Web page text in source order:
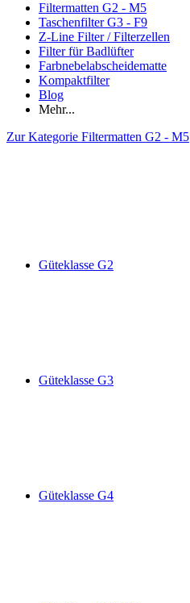
Filtermatten G2 - M5
Taschenfilter G3 - F9
Z-Line Filter / Filterzellen
Filter für Badlüfter
Farbnebelabscheidematte
Kompaktfilter
Blog
Mehr...
Zur Kategorie Filtermatten G2 - M5
Güteklasse G2
Güteklasse G3
Güteklasse G4